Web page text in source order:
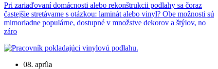
Pri zariaďovaní domácnosti alebo rekonštrukcii podlahy sa čoraz
častejšie stretávame s otázkou: laminát alebo vinyl? Obe možnosti sú
mimoriadne populárne, dostupné v množstve dekorov a štýlov, no
záro
08. apríla